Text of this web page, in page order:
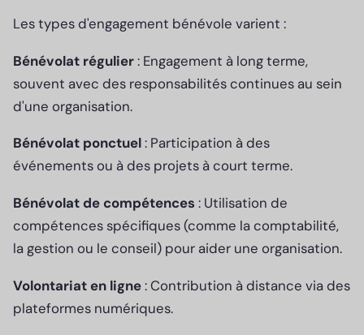
Les types d'engagement bénévole varient :
Bénévolat régulier: Engagement à long terme,
souvent avec des responsabilités continues au sein
d'une organisation.
Bénévolat ponctuel: Participation à des
événements ou à des projets à court terme.
Bénévolat de compétences : Utilisation de
compétences spécifiques (comme la comptabilité,
la gestion ou le conseil) pour aider une organisation.
Volontariat en ligne: Contribution à distance via des
plateformes numériques.